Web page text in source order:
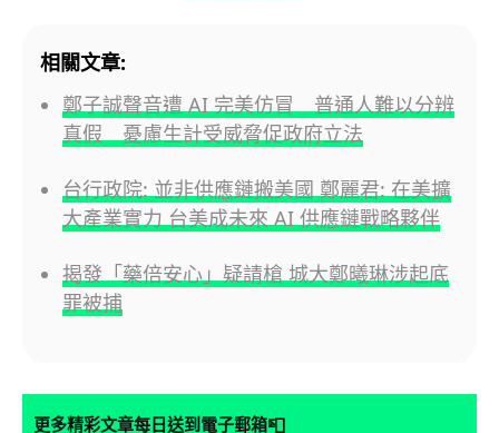
相關文章:
鄭子誠聲音遭 AI 完美仿冒 普通人難以分辨
真假 憂慮生計受威脅促政府立法
台行政院: 並非供應鏈搬美國 鄭麗君: 在美擴
大產業實力 台美成未來 AI 供應鏈戰略夥伴
揭發「藥倍安心」疑請槍 城大鄭曦琳涉起底
罪被捕
更多精彩文章每日送到電子郵箱📮